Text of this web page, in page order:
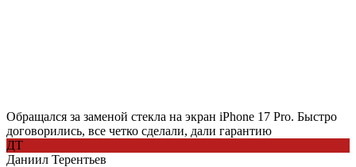
Обращался за заменой стекла на экран iPhone 17 Pro. Быстро
договорились, все четко сделали, дали гарантию
ДТ
Даниил Терентьев